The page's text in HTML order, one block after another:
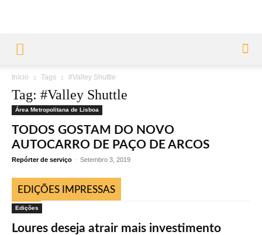
Início Tags #Valley Shuttle
Tag: #Valley Shuttle
Área Metropolitana de Lisboa
TODOS GOSTAM DO NOVO
AUTOCARRO DE PAÇO DE ARCOS
Repórter de serviço - Setembro 3, 2019
EDIÇÕES IMPRESSAS
Edições
Loures deseja atrair mais investimento